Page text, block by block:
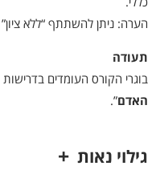
הערה: ניתן להשתתף “ללא
תעודה
בוגרי הקורס העומדים
האדם”.
גילוי נאות